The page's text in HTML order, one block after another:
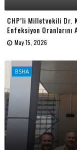
CHP’li Milletvekili Dr.
Enfeksiyon Oranlarını
May 15, 2026
BSHA